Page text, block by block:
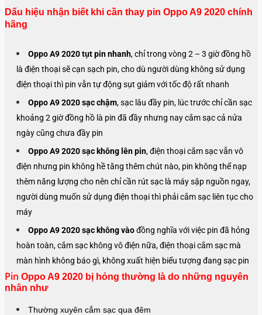
Dấu hiệu nhận biết khi cần thay pin Oppo A9 2020 chính
hãng
Oppo A9 2020 tụt pin nhanh, chỉ trong vòng 2 – 3 giờ đồng hồ
là điện thoại sẽ cạn sạch pin, cho dù người dùng không sử dụng
điện thoại thì pin vẫn tự động sụt giảm với tốc độ rất nhanh
Oppo A9 2020 sạc chậm, sạc lâu đầy pin, lúc trước chỉ cần sạc
khoảng 2 giờ đồng hồ là pin đã đầy nhưng nay cắm sạc cả nửa
ngày cũng chưa đầy pin
Oppo A9 2020 sạc không lên pin, điện thoại cắm sạc vẫn vô
điện nhưng pin không hề tăng thêm chút nào, pin không thể nạp
thêm năng lượng cho nên chỉ cần rút sạc là máy sập nguồn ngay,
người dùng muốn sử dụng điện thoại thì phải cắm sạc liên tục cho
máy
Oppo A9 2020 sạc không vàođồng nghĩa với việc pin đã hỏng
hoàn toàn, cắm sạc không vô điện nữa, điện thoại cắm sạc mà
màn hình không báo gì, không xuất hiện biểu tượng đang sạc pin
Pin Oppo A9 2020 bị hỏng thường là do những nguyên
nhân như
Thường xuyên cắm sạc qua đêm